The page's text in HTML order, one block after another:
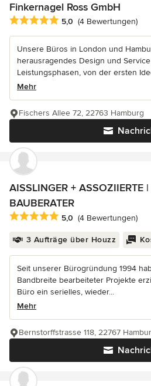
Finkernagel Ross GmbH
Durchschnittliche Bewertung: 5
5,0 (4 Bewertungen)
Unsere Büros in London und
herausragendes Design und
Leistungsphasen, von der ersten
Mehr
Fischers Allee 72, 22763 Hamburg
AISSLINGER + ASSOZIIERTE
BAUBERATER
Durchschnittliche Bewertung: 5
5,0 (4 Bewertungen)
3 Aufträge über Houzz
Seit unserer Bürogründung 1994
Bandbreite bearbeiteter Projekte
Büro ein serielles, wieder...
Mehr
Bernstorffstrasse 118, 22767